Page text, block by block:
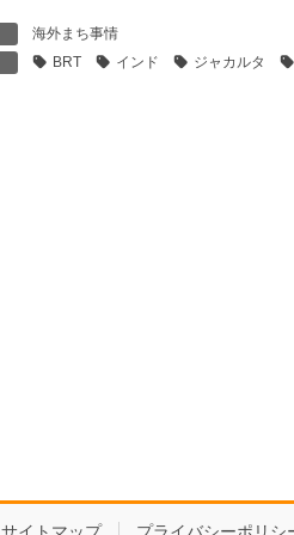
海外まち事情
BRT インド ジャカルタ
サイトマップ プライバシーポリシ